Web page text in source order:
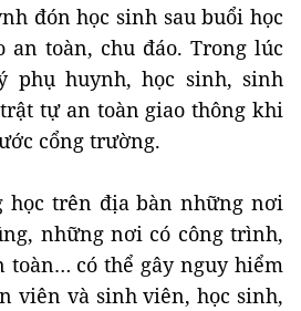
đón học sinh sau buổi học
an toàn, chu đáo. Trong lúc
phụ huynh, học sinh, sinh
tự an toàn giao thông khi
cổng trường.
học trên địa bàn những nơi
những nơi có công trình,
toàn… có thể gây nguy hiểm
viên và sinh viên, học sinh,